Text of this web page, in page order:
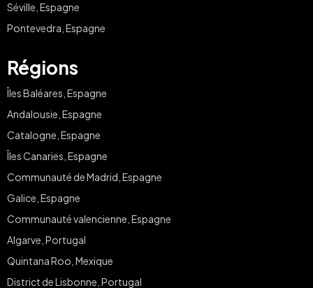
Séville, Espagne
Pontevedra, Espagne
Régions
Îles Baléares, Espagne
Andalousie, Espagne
Catalogne, Espagne
Îles Canaries, Espagne
Communauté de Madrid, Espagne
Galice, Espagne
Communauté valencienne, Espagne
Algarve, Portugal
Quintana Roo, Mexique
District de Lisbonne, Portugal